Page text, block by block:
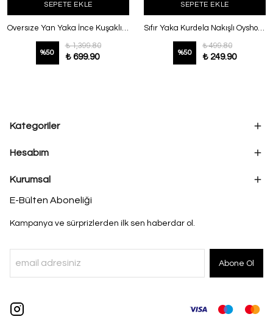
SEPETE EKLE
Oversıze Yan Yaka İnce Kuşaklı Poplin Gömlek Bebe Mavi
%50
₺ 1,399.80
₺ 699.90
SEPETE EKLE
Sıfır Yaka Kurdela Nakışlı Oysho T-Shirt Lacivert
%50
₺ 499.80
₺ 249.90
Kategoriler
Hesabım
Kurumsal
E-Bülten Aboneliği
Kampanya ve sürprizlerden ilk sen haberdar ol.
Abone Ol